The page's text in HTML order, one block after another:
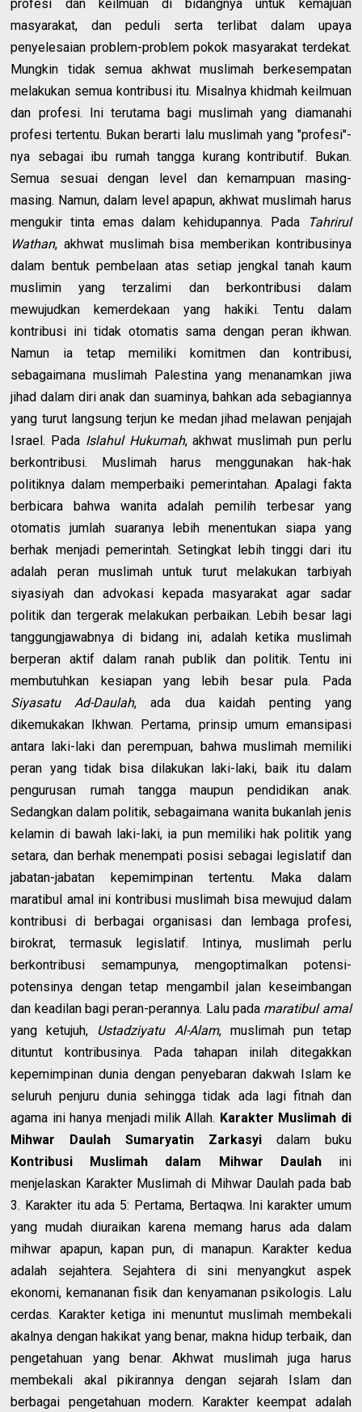
profesi dan keilmuan di bidangnya untuk kemajuan
masyarakat, dan peduli serta terlibat dalam upaya
penyelesaian problem-problem pokok masyarakat terdekat.
Mungkin tidak semua akhwat muslimah berkesempatan
melakukan semua kontribusi itu. Misalnya khidmah keilmuan
dan profesi. Ini terutama bagi muslimah yang diamanahi
profesi tertentu. Bukan berarti lalu muslimah yang "profesi"-
nya sebagai ibu rumah tangga kurang kontributif. Bukan.
Semua sesuai dengan level dan kemampuan masing-
masing. Namun, dalam level apapun, akhwat muslimah harus
mengukir tinta emas dalam kehidupannya. Pada
Tahrirul
Wathan, akhwat muslimah bisa memberikan kontribusinya
dalam bentuk pembelaan atas setiap jengkal tanah kaum
muslimin yang terzalimi dan berkontribusi dalam
mewujudkan kemerdekaan yang hakiki. Tentu dalam
kontribusi ini tidak otomatis sama dengan peran ikhwan.
Namun ia tetap memiliki komitmen dan kontribusi,
sebagaimana muslimah Palestina yang menanamkan jiwa
jihad dalam diri anak dan suaminya, bahkan ada sebagiannya
yang turut langsung terjun ke medan jihad melawan penjajah
Israel. Pada Islahul Hukumah, akhwat muslimah pun perlu
berkontribusi. Muslimah harus menggunakan hak-hak
politiknya dalam memperbaiki pemerintahan. Apalagi fakta
berbicara bahwa wanita adalah pemilih terbesar yang
otomatis jumlah suaranya lebih menentukan siapa yang
berhak menjadi pemerintah. Setingkat lebih tinggi dari itu
adalah peran muslimah untuk turut melakukan tarbiyah
siyasiyah dan advokasi kepada masyarakat agar sadar
politik dan tergerak melakukan perbaikan. Lebih besar lagi
tanggungjawabnya di bidang ini, adalah ketika muslimah
berperan aktif dalam ranah publik dan politik. Tentu ini
membutuhkan kesiapan yang lebih besar pula. Pada
Siyasatu Ad-Daulah, ada dua kaidah penting yang
dikemukakan Ikhwan. Pertama, prinsip umum emansipasi
antara laki-laki dan perempuan, bahwa muslimah memiliki
peran yang tidak bisa dilakukan laki-laki, baik itu dalam
pengurusan rumah tangga maupun pendidikan anak.
Sedangkan dalam politik, sebagaimana wanita bukanlah jenis
kelamin di bawah laki-laki, ia pun memiliki hak politik yang
setara, dan berhak menempati posisi sebagai legislatif dan
jabatan-jabatan kepemimpinan tertentu. Maka dalam
maratibul amal ini kontribusi muslimah bisa mewujud dalam
kontribusi di berbagai organisasi dan lembaga profesi,
birokrat, termasuk legislatif. Intinya, muslimah perlu
berkontribusi semampunya, mengoptimalkan potensi-
potensinya dengan tetap mengambil jalan keseimbangan
dan keadilan bagi peran-perannya. Lalu pada maratibul amal
yang ketujuh, Ustadziyatu Al-Alam, muslimah pun tetap
dituntut kontribusinya. Pada tahapan inilah ditegakkan
kepemimpinan dunia dengan penyebaran dakwah Islam ke
seluruh penjuru dunia sehingga tidak ada lagi fitnah dan
agama ini hanya menjadi milik Allah. Karakter Muslimah di
Mihwar Daulah
Sumaryatin Zarkasyidalam buku
Kontribusi Muslimah dalam Mihwar Daulahini
menjelaskan Karakter Muslimah di Mihwar Daulah pada bab
3. Karakter itu ada 5: Pertama, Bertaqwa. Ini karakter umum
yang mudah diuraikan karena memang harus ada dalam
mihwar apapun, kapan pun, di manapun. Karakter kedua
adalah sejahtera. Sejahtera di sini menyangkut aspek
ekonomi, kemananan fisik dan kenyamanan psikologis. Lalu
cerdas. Karakter ketiga ini menuntut muslimah membekali
akalnya dengan hakikat yang benar, makna hidup terbaik, dan
pengetahuan yang benar. Akhwat muslimah juga harus
membekali akal pikirannya dengan sejarah Islam dan
berbagai pengetahuan modern. Karakter keempat adalah